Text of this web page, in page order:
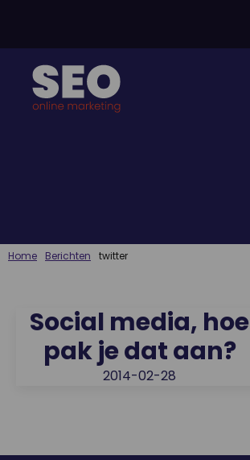
Home Berichten twitter
Social media, hoe
pak je dat aan?
2014-02-28